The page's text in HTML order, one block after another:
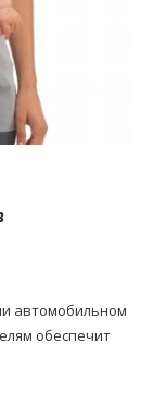
автомобильном
обеспечит